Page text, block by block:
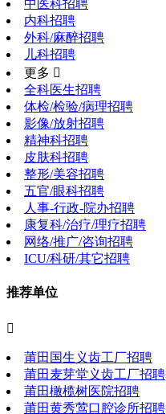
中医科招聘
内科招聘
外科/麻醉招聘
儿科招聘
更多 
全科医生招聘
体检/检验/病理招聘
影像/放射招聘
精神科招聘
皮肤科招聘
整形/美容招聘
五官/眼科招聘
人事-行政-院办招聘
康复科/治疗/理疗招聘
网络/推广/咨询招聘
ICU/科研/其它招聘
推荐单位

莆田国生义齿工厂招聘
莆田麦芽堂义齿工厂招聘
莆田橄榄树医院招聘
莆田黄秀莺口腔诊所招聘